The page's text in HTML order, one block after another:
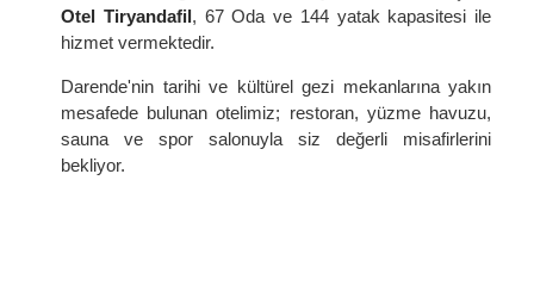
Otel Tiryandafil, 67 Oda ve 144 yatak kapasitesi ile
hizmet vermektedir.
Darende'nin tarihi ve kültürel gezi mekanlarına yakın
mesafede bulunan otelimiz; restoran, yüzme havuzu,
sauna ve spor salonuyla siz değerli misafirlerini
bekliyor.